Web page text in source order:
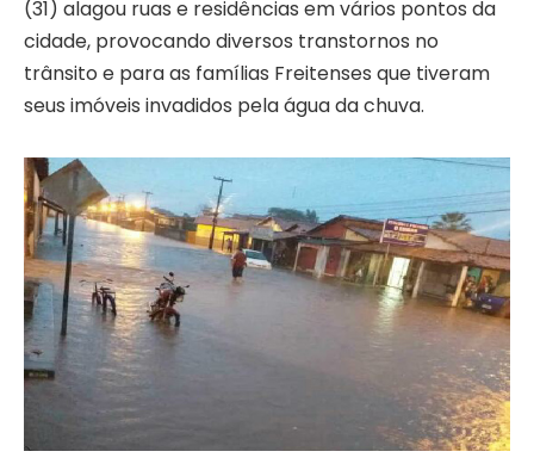
(31) alagou ruas e residências em vários pontos da
cidade, provocando diversos transtornos no
trânsito e para as famílias Freitenses que tiveram
seus imóveis invadidos pela água da chuva.